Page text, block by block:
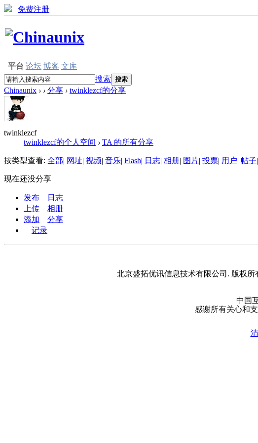
免费注册
平台 论坛 博客 文库
搜索 搜索
Chinaunix › › 分享 › twinklezcf的分享
twinklezcf
twinklezcf的个人空间 › TA 的所有分享
按类型查看: 全部| 网址| 视频| 音乐| Flash| 日志| 相册| 图片| 投票| 用户| 帖子|
现在还没分享
发布
日志
上传
相册
添加
分享
记录
北京盛拓优讯信息技术有限公司. 版权所
中国
感谢所有关心和